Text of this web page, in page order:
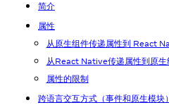
简介
属性
从原生组件传递属性到 React
从React Native传递属性到原生
属性的限制
跨语言交互方式（事件和原生模块）